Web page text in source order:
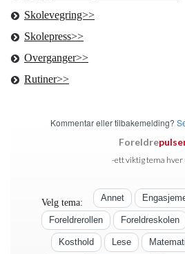
Skolevegring>>
Skolepress>>
Overganger>>
Rutiner>>
Kommentar eller tilbakemelding?
Foreldre
-ett viktig tema hver
Velg tema: Annet
Foreldrerollen Foreldreskolen
Kosthold Lese